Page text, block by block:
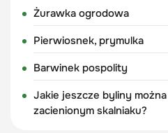
Żurawka ogrodowa
Pierwiosnek, prymulka
Barwinek pospolity
Jakie jeszcze byliny
zacienionym skalniaku?